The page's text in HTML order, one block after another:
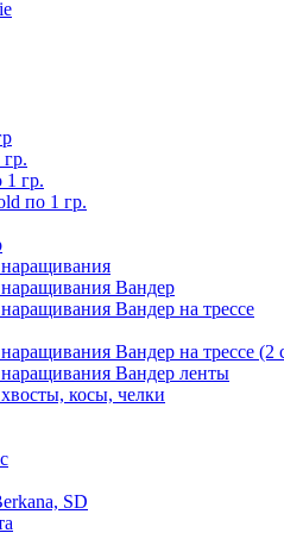
1 гр.
по 1 гр.
Вандер
Вандер на трессе
Вандер на трессе (2
Вандер ленты
косы, челки
SD